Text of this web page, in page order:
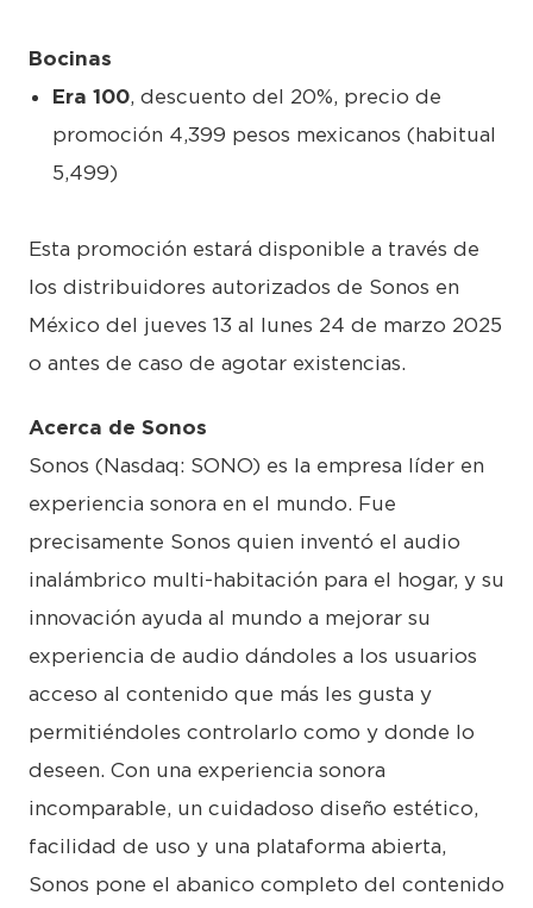
Bocinas
Era 100, descuento del 20%, precio de
promoción 4,399 pesos mexicanos (habitual
5,499)
Esta promoción estará disponible a través de
los distribuidores autorizados de Sonos en
México del jueves 13 al lunes 24 de marzo 2025
o antes de caso de agotar existencias.
Acerca de Sonos
Sonos (Nasdaq: SONO) es la empresa líder en
experiencia sonora en el mundo. Fue
precisamente Sonos quien inventó el audio
inalámbrico multi-habitación para el hogar, y su
innovación ayuda al mundo a mejorar su
experiencia de audio dándoles a los usuarios
acceso al contenido que más les gusta y
permitiéndoles controlarlo como y donde lo
deseen. Con una experiencia sonora
incomparable, un cuidadoso diseño estético,
facilidad de uso y una plataforma abierta,
Sonos pone el abanico completo del contenido